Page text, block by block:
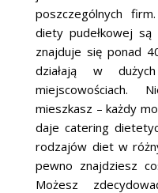
poszczególnych
diety pudełkowej
znajduje się ponad
działają w
miejscowościach.
mieszkasz – każdy
daje catering
rodzajów diet w
pewno znajdziesz
Możesz